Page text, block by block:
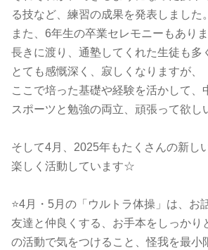
る技など、練習の成果を発表しました。
また、6年生の卒業セレモニーもありま
長きに渡り、通塾してくれた生徒も多
とても感慨深く、寂しくなりますが、
ここで培った基礎や経験を活かして、
スポーツと勉強の両立、頑張って欲し
そして4月、2025年もたくさんの新し
楽しく活動しています☆
⭐️4月・5月の「ウルトラ体操」は、お
友達と仲良くする、お手本をしっかり
の活動で気をつけること、怪我を最小